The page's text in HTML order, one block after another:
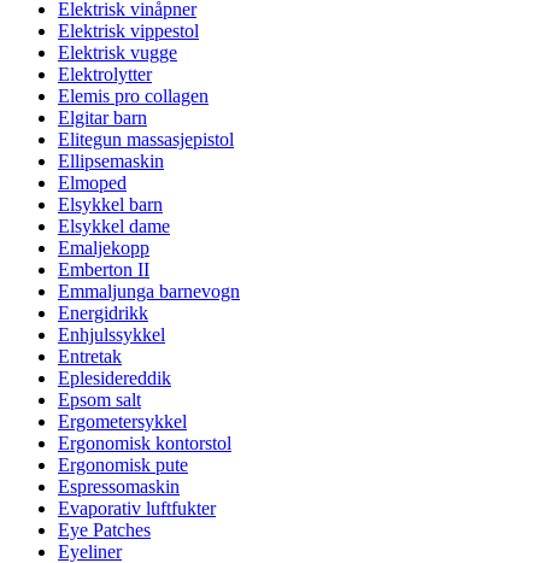
Elektrisk vinåpner
Elektrisk vippestol
Elektrisk vugge
Elektrolytter
Elemis pro collagen
Elgitar barn
Elitegun massasjepistol
Ellipsemaskin
Elmoped
Elsykkel barn
Elsykkel dame
Emaljekopp
Emberton II
Emmaljunga barnevogn
Energidrikk
Enhjulssykkel
Entretak
Eplesidereddik
Epsom salt
Ergometersykkel
Ergonomisk kontorstol
Ergonomisk pute
Espressomaskin
Evaporativ luftfukter
Eye Patches
Eyeliner